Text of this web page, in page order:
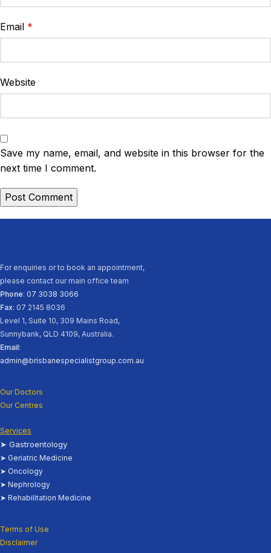
Email *
Website
Save my name, email, and website in this browser for the
next time I comment.
For enquiries or to book an appointment,
please contact our main office team
Phone: 07 3038 3066
Fax: 07 2145 8036
Level 1, Suite 10, 309 Mains Road,
Sunnybank, QLD 4109, Australia.
Email:
admin@brisbanespecialistgroup.com.au
Our Doctors
Our Centres
Services
➤ Gastroentology
➤ Geriatric Medicine
➤ Oncology
➤ Nephrology
➤ Rehabilitation Medicine
Terms of Use
Disclaimer